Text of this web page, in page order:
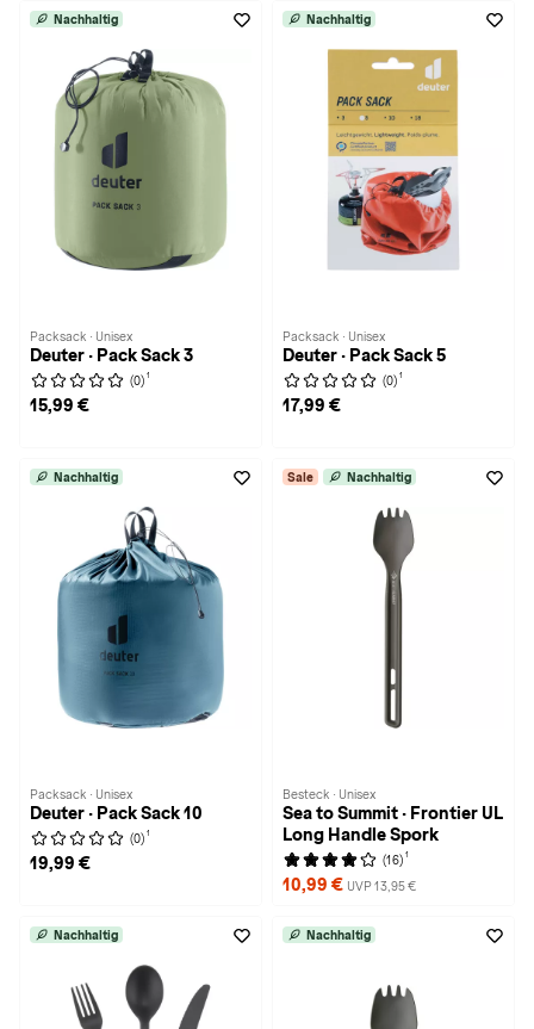
Nachhaltig
Packsack · Unisex
Deuter · Pack Sack 3
(0) 1
15,99 €
Nachhaltig
Packsack · Unisex
Deuter · Pack Sack 5
(0) 1
17,99 €
Nachhaltig
Packsack · Unisex
Deuter · Pack Sack 10
(0) 1
19,99 €
Sale Nachhaltig
Besteck · Unisex
Sea to Summit · Frontier UL
Long Handle Spork
(16) 1
10,99 € UVP 13,95 €
Nachhaltig Nachhaltig